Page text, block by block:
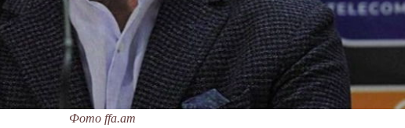
Фото ffa.am